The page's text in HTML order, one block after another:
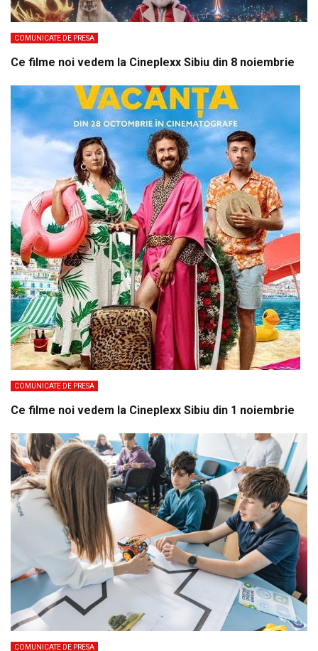
COMUNICATE DE PRESA
Ce filme noi vedem la Cineplexx Sibiu din 8 noiembrie
COMUNICATE DE PRESA
Ce filme noi vedem la Cineplexx Sibiu din 1 noiembrie
COMUNICATE DE PRESA